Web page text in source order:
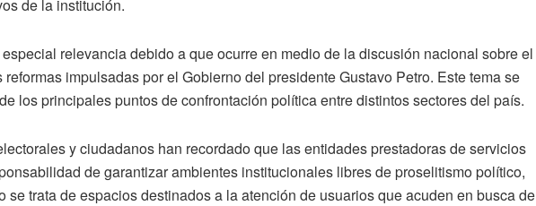
de la institución.
relevancia debido a que ocurre en medio de la discusión nacional sobre el
impulsadas por el Gobierno del presidente Gustavo Petro. Este tema se
los principales puntos de confrontación política entre distintos sectores del país.
y ciudadanos han recordado que las entidades prestadoras de servicios
de garantizar ambientes institucionales libres de proselitismo político,
se trata de espacios destinados a la atención de usuarios que acuden en busca de